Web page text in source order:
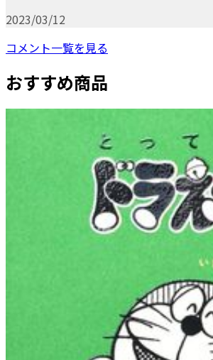
2023/03/12
コメント一覧を見る
おすすめ商品